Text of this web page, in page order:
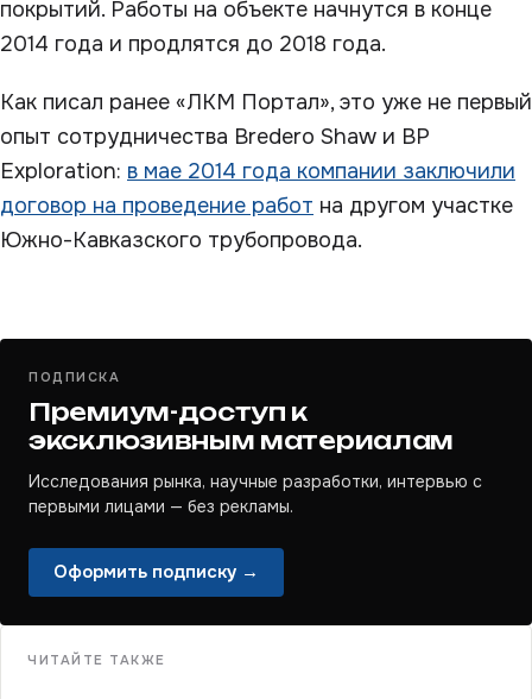
покрытий. Работы на объекте начнутся в конце
2014 года и продлятся до 2018 года.
Как писал ранее «ЛКМ Портал», это уже не первый
опыт сотрудничества Bredero Shaw и BP
Exploration: в мае 2014 года компании заключили
договор на проведение работ на другом участке
Южно-Кавказского трубопровода.
ПОДПИСКА
Премиум-доступ к
эксклюзивным материалам
Исследования рынка, научные разработки, интервью с
первыми лицами — без рекламы.
Оформить подписку →
ЧИТАЙТЕ ТАКЖЕ